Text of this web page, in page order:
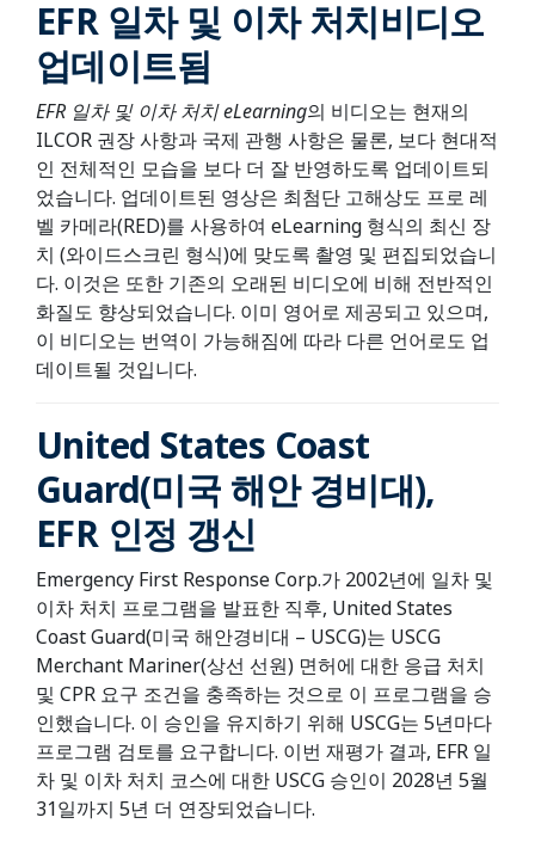
EFR 일차 및 이차 처치비디오
업데이트됨
EFR 일차 및 이차 처치 eLearning의 비디오는 현재의
ILCOR 권장 사항과 국제 관행 사항은 물론, 보다 현대적
인 전체적인 모습을 보다 더 잘 반영하도록 업데이트되
었습니다. 업데이트된 영상은 최첨단 고해상도 프로 레
벨 카메라(RED)를 사용하여 eLearning 형식의 최신 장
치 (와이드스크린 형식)에 맞도록 촬영 및 편집되었습니
다. 이것은 또한 기존의 오래된 비디오에 비해 전반적인
화질도 향상되었습니다. 이미 영어로 제공되고 있으며,
이 비디오는 번역이 가능해짐에 따라 다른 언어로도 업
데이트될 것입니다.
United States Coast
Guard(미국 해안 경비대),
EFR 인정 갱신
Emergency First Response Corp.가 2002년에 일차 및
이차 처치 프로그램을 발표한 직후, United States
Coast Guard(미국 해안경비대 – USCG)는 USCG
Merchant Mariner(상선 선원) 면허에 대한 응급 처치
및 CPR 요구 조건을 충족하는 것으로 이 프로그램을 승
인했습니다. 이 승인을 유지하기 위해 USCG는 5년마다
프로그램 검토를 요구합니다. 이번 재평가 결과, EFR 일
차 및 이차 처치 코스에 대한 USCG 승인이 2028년 5월
31일까지 5년 더 연장되었습니다.